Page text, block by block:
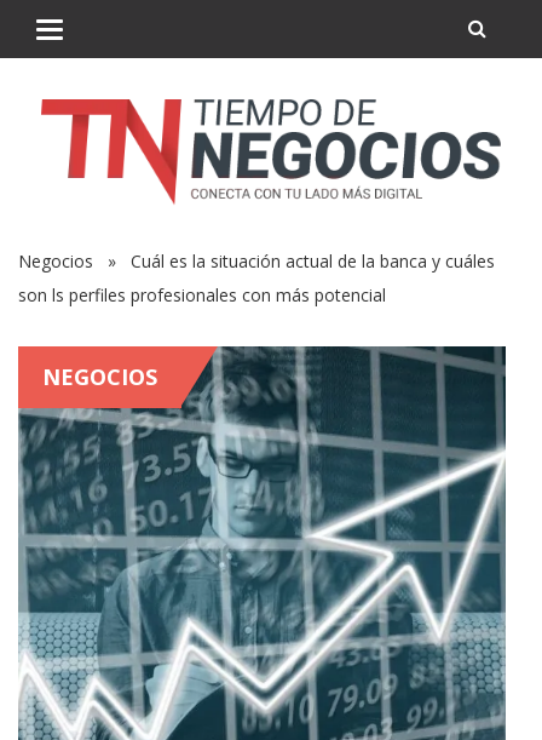
Negocios » Cuál es la situación actual de la banca y cuáles
son ls perfiles profesionales con más potencial
NEGOCIOS